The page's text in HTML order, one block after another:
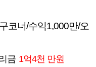
코너/수익1,000만/오
금 1억4천 만원